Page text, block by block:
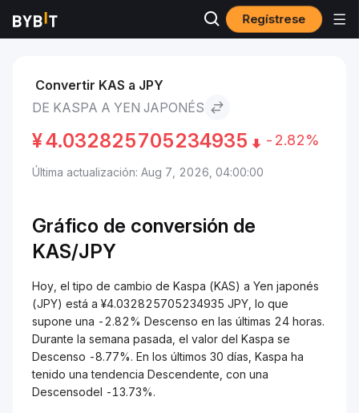
Regístrese
Mercados Kaspa to Yen japonés
Convertir KAS a JPY
DE KASPA A YEN JAPONÉS
¥4.032825705234935 -2.82%
Última actualización: Aug 7, 2026, 04:00:00
Gráfico de conversión de
KAS/JPY
Hoy, el tipo de cambio de Kaspa (KAS) a Yen japonés
(JPY) está a ¥4.032825705234935 JPY, lo que
supone una -2.82% Descenso en las últimas 24 horas.
Durante la semana pasada, el valor del Kaspa se
Descenso -8.77%. En los últimos 30 días, Kaspa ha
tenido una tendencia Descendente, con una
Descensodel -13.73%.